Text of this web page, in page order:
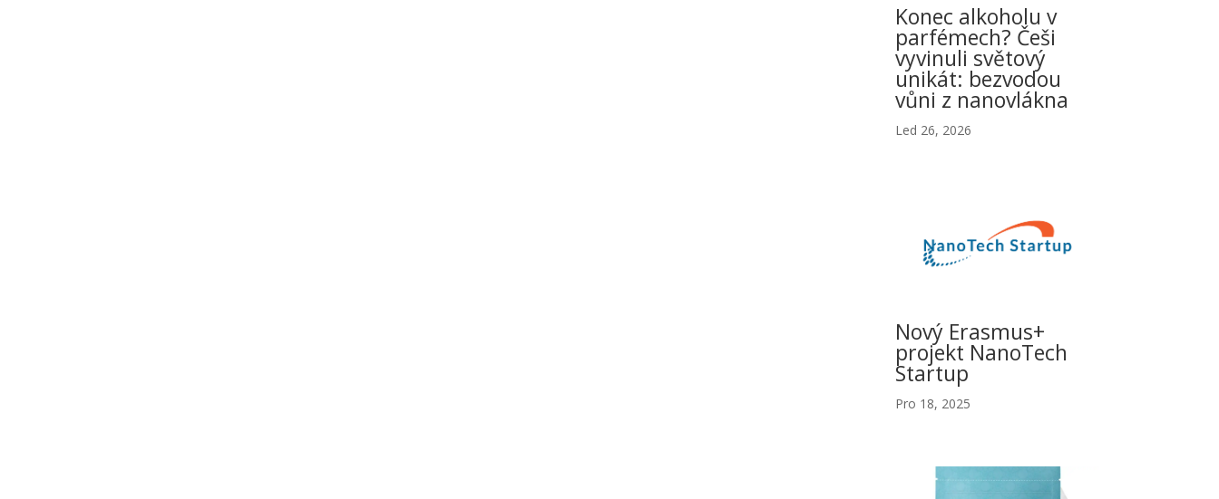
Konec alkoholu v
parfémech? Češi
vyvinuli světový
unikát: bezvodou
vůni z nanovlákna
Led 26, 2026
Nový Erasmus+
projekt NanoTech
Startup
Pro 18, 2025